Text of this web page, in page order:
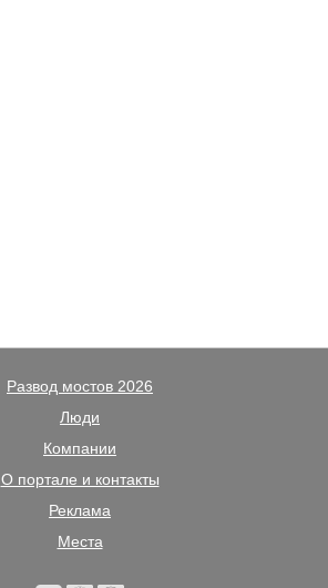
Развод мостов 2026
Люди
Компании
О портале и контакты
Реклама
Места